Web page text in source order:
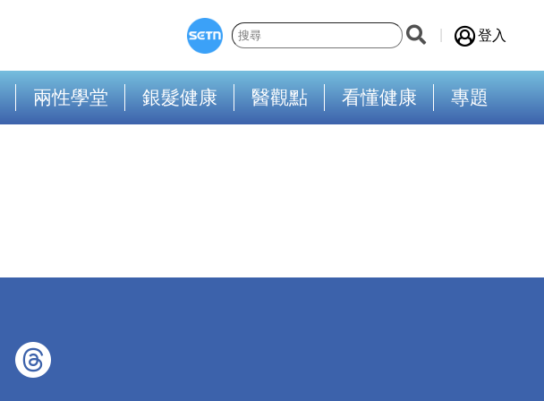
登入
兩性學堂 銀髮健康 醫觀點 看懂健康 專題